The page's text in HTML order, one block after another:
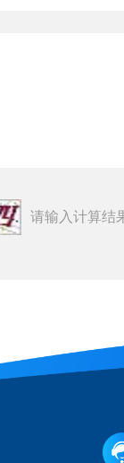
请输入计算结